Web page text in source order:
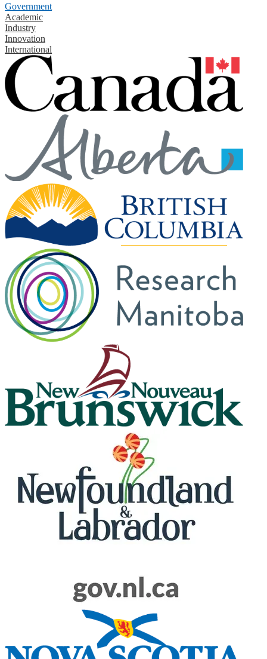
Government
Academic
Industry
Innovation
International